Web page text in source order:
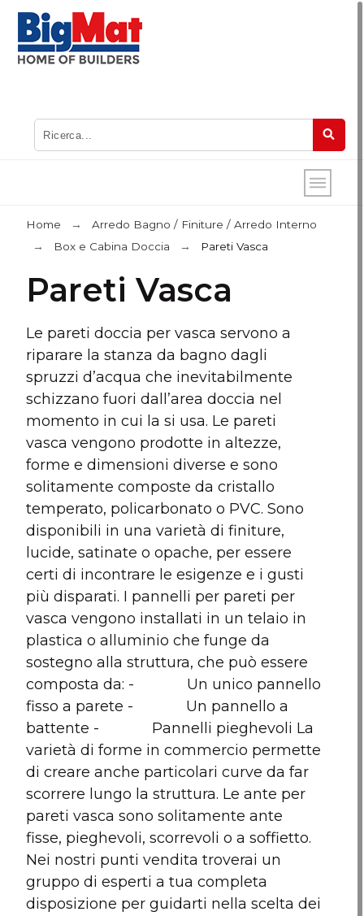
Home
Arredo Bagno / Finiture / Arredo Interno
Box e Cabina Doccia
Pareti Vasca
Pareti Vasca
Le pareti doccia per vasca servono a
riparare la stanza da bagno dagli
spruzzi d’acqua che inevitabilmente
schizzano fuori dall’area doccia nel
momento in cui la si usa. Le pareti
vasca vengono prodotte in altezze,
forme e dimensioni diverse e sono
solitamente composte da cristallo
temperato, policarbonato o PVC. Sono
disponibili in una varietà di finiture,
lucide, satinate o opache, per essere
certi di incontrare le esigenze e i gusti
più disparati. I pannelli per pareti per
vasca vengono installati in un telaio in
plastica o alluminio che funge da
sostegno alla struttura, che può essere
composta da: - Un unico pannello
fisso a parete - Un pannello a
battente - Pannelli pieghevoli La
varietà di forme in commercio permette
di creare anche particolari curve da far
scorrere lungo la struttura. Le ante per
pareti vasca sono solitamente ante
fisse, pieghevoli, scorrevoli o a soffietto.
Nei nostri punti vendita troverai un
gruppo di esperti a tua completa
disposizione per guidarti nella scelta dei